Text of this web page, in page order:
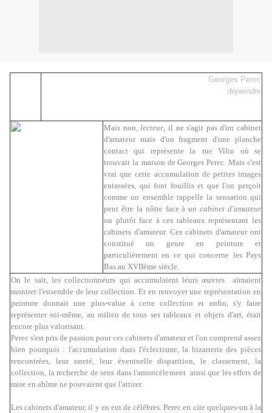
Georges Perec
dépeindre
Mais non,lecteur, il ne s'agit pas d'un cabinet
d'amateur mais d'un fragment d'une planche
contact qui représente la
rue Vilin où se
trouvait la maison de Georges Perec. Mais c'est
vrai que cette accumulation de petites images
entassées, qui font fouillis et que l'on perçoit
comme un ensemble rappelle la sensation qui
peut être la nôtre face àun cabinet d'amateur
ou plutôt face à ces tableaux représentant les
cabinets d'amateur. Ces cabinets d'amateur ont
constitué un genre en peinture et
particulièrement en ce qui concerne les Pays
Bas au XVIIème siècle.
On le sait, les collectionneurs qui accumulaient leurs œuvres aimaient
montrer l'ensemble de leur collection. Et en renvoyer une représentation en
peinture donnait une plus-value à cette collection et enfin, s'y faire
représenter soi-même, au milieu de tous ses tableaux et objets d'art, était
encore plus valorisant.
Perec s'est pris de passion pour ces cabinets d'amateur et l'on comprend assez
bien pourquoi : l'accumulation dans l'éclectisme, la bizarrerie des pièces
rencontrées, leur rareté, leur éventuelle disparition, le classement, la
collection, la recherche de sens dans l'amoncèlement ainsi que les effets de
mise en abîme ne pouvaient que l'attirer.
Les cabinets d'amateur, il y en eut de célèbres. Perec en cite quelques-un à la